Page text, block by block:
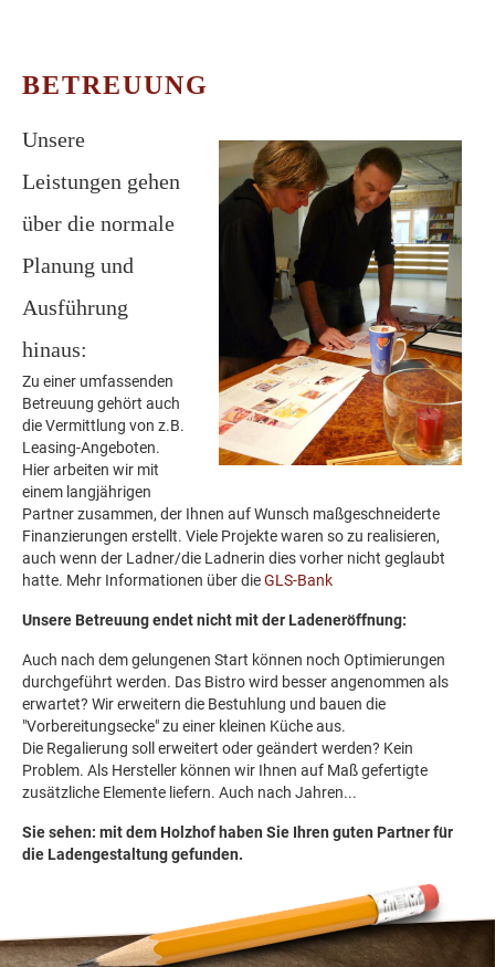
BETREUUNG
Unsere
Leistungen gehen
über die normale
Planung und
Ausführung
hinaus:
Zu einer umfassenden
Betreuung gehört auch
die Vermittlung von z.B.
Leasing-Angeboten.
Hier arbeiten wir mit
einem langjährigen
Partner zusammen, der Ihnen auf Wunsch maßgeschneiderte
Finanzierungen erstellt. Viele Projekte waren so zu realisieren,
auch wenn der Ladner/die Ladnerin dies vorher nicht geglaubt
hatte. Mehr Informationen über dieGLS-Bank
Unsere Betreuung endet nicht mit der Ladeneröffnung:
Auch nach dem gelungenen Start können noch Optimierungen
durchgeführt werden. Das Bistro wird besser angenommen als
erwartet? Wir erweitern die Bestuhlung und bauen die
"Vorbereitungsecke" zu einer kleinen Küche aus.
Die Regalierung soll erweitert oder geändert werden? Kein
Problem. Als Hersteller können wir Ihnen auf Maß gefertigte
zusätzliche Elemente liefern. Auch nach Jahren...
Sie sehen: mit dem Holzhof haben Sie Ihren guten Partner für
die Ladengestaltung gefunden.